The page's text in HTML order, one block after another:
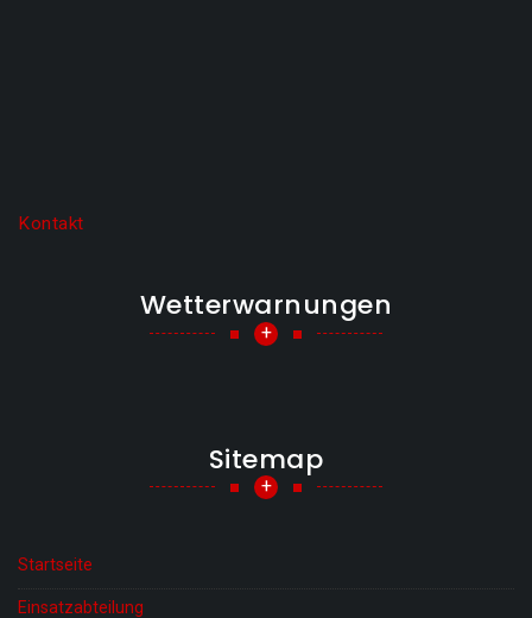
Kontakt
Wetterwarnungen
+
Sitemap
+
Startseite
Einsatzabteilung